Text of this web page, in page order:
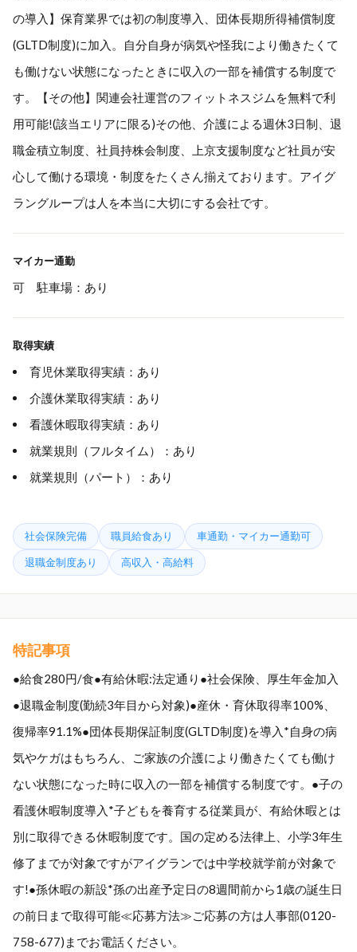
の導入】保育業界では初の制度導入、団体長期所得補償制度
(GLTD制度)に加入。自分自身が病気や怪我により働きたくて
も働けない状態になったときに収入の一部を補償する制度で
す。【その他】関連会社運営のフィットネスジムを無料で利
用可能!(該当エリアに限る)その他、介護による週休3日制、退
職金積立制度、社員持株会制度、上京支援制度など社員が安
心して働ける環境・制度をたくさん揃えております。アイグ
ラングループは人を本当に大切にする会社です。
マイカー通勤
可 駐車場：あり
取得実績
育児休業取得実績：あり
介護休業取得実績：あり
看護休暇取得実績：あり
就業規則（フルタイム）：あり
就業規則（パート）：あり
社会保険完備 職員給食あり 車通勤・マイカー通勤可
退職金制度あり 高収入・高給料
特記事項
●給食280円/食●有給休暇:法定通り●社会保険、厚生年金加入
●退職金制度(勤続3年目から対象)●産休・育休取得率100%、
復帰率91.1%●団体長期保証制度(GLTD制度)を導入*自身の病
気やケガはもちろん、ご家族の介護により働きたくても働け
ない状態になった時に収入の一部を補償する制度です。●子の
看護休暇制度導入*子どもを養育する従業員が、有給休暇とは
別に取得できる休暇制度です。国の定める法律上、小学3年生
修了までが対象ですがアイグランでは中学校就学前が対象で
す!●孫休暇の新設*孫の出産予定日の8週間前から1歳の誕生日
の前日まで取得可能≪応募方法≫ご応募の方は人事部(0120-
758-677)までお電話ください。